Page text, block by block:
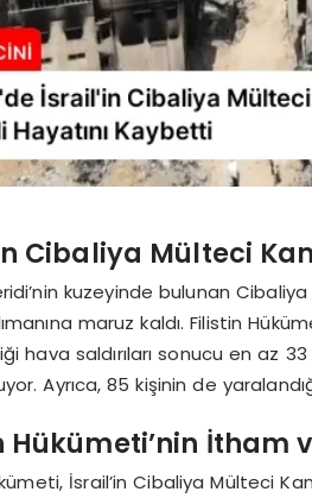
Cibaliya Mülteci
kuzeyinde bulunan
maruz kaldı. Filistin
hava saldırıları sonucu en az
Ayrıca, 85 kişinin de
Hükümeti’nin İtham
İsrail’in Cibaliya Mülteci